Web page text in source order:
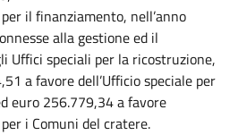
il finanziamento, nell’anno
alla gestione ed il
Uffici speciali per la ricostruzione,
a favore dell’Ufficio speciale per
euro 256.779,34 a favore
i Comuni del cratere.